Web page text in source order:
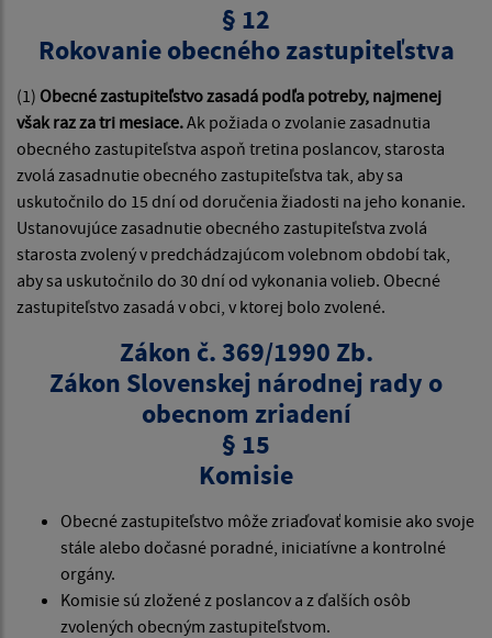
§ 12
Rokovanie obecného zastupiteľstva
(1) Obecné zastupiteľstvo zasadá podľa potreby, najmenej
však raz za tri mesiace.Ak požiada o zvolanie zasadnutia
obecného zastupiteľstva aspoň tretina poslancov, starosta
zvolá zasadnutie obecného zastupiteľstva tak, aby sa
uskutočnilo do 15 dní od doručenia žiadosti na jeho konanie.
Ustanovujúce zasadnutie obecného zastupiteľstva zvolá
starosta zvolený v predchádzajúcom volebnom období tak,
aby sa uskutočnilo do 30 dní od vykonania volieb. Obecné
zastupiteľstvo zasadá v obci, v ktorej bolo zvolené.
Zákon č. 369/1990 Zb.
Zákon Slovenskej národnej rady o
obecnom zriadení
§ 15
Komisie
Obecné zastupiteľstvo môže zriaďovať komisie ako svoje
stále alebo dočasné poradné, iniciatívne a kontrolné
orgány.
Komisie sú zložené z poslancov a z ďalších osôb
zvolených obecným zastupiteľstvom.